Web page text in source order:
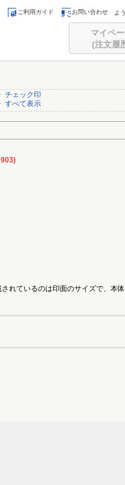
ご利用ガイド お問い合わせ よ
マイペ
(注文履
チェック印
すべて表示
れているのは印面のサイズで、本